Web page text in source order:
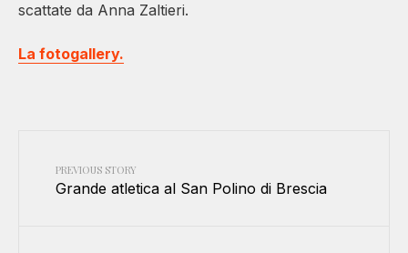
scattate da Anna Zaltieri.
La fotogallery.
PREVIOUS STORY
Grande atletica al San Polino di Brescia